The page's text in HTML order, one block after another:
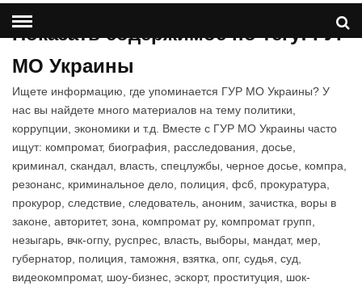
Показать содержимое по тегу: ГУР
МО Украины
Ищете информацию, где упоминается ГУР МО Украины? У
нас вы найдете много материалов на тему политики,
коррупции, экономики и т.д. Вместе с ГУР МО Украины часто
ищут: компромат, биография, расследования, досье,
криминал, скандал, власть, спецлужбы, черное досье, компра,
резонанс, криминальное дело, полиция, фсб, прокуратура,
прокурор, следствие, следователь, аноним, зачистка, воры в
законе, авторитет, зона, компромат ру, компромат групп,
незыгарь, вчк-огпу, руспрес, власть, выборы, мандат, мер,
губернатор, полиция, таможня, взятка, опг, судья, суд,
видеокомпромат, шоу-бизнес, эскорт, проституция, шок-